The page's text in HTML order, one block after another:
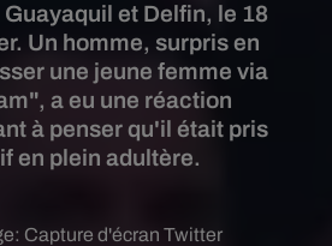
et Delfin, le 18
Un homme, surpris en
une jeune femme via
a eu une réaction
à penser qu'il était pris
en plein adultère.
Capture d'écran Twitter